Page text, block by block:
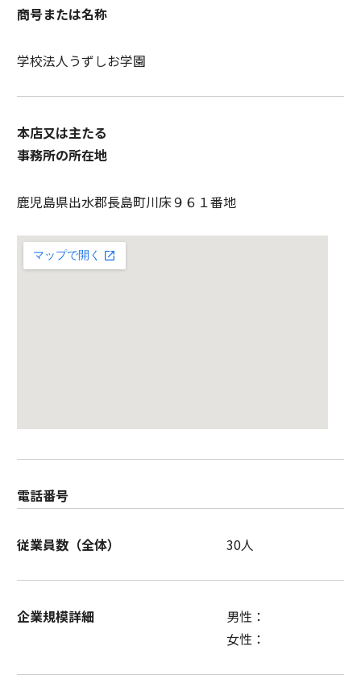
商号または名称
学校法人うずしお学園
本店又は主たる
事務所の所在地
鹿児島県出水郡長島町川床９６１番地
電話番号
従業員数（全体） 30人
企業規模詳細
男性：
女性：